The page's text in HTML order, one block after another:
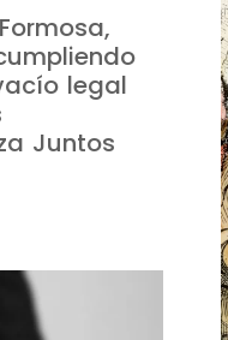
legal
Juntos